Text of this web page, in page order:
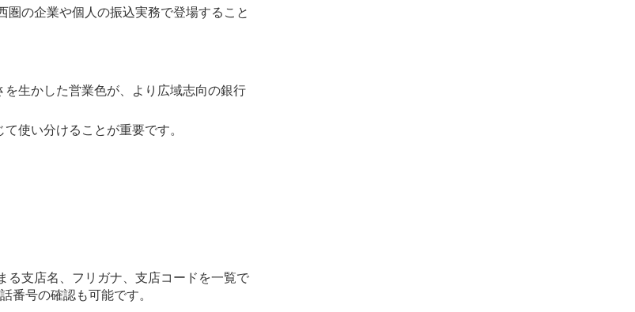
の企業や個人の振込実務で登場すること
生かした営業色が、より広域志向の銀行
使い分けることが重要です。
る支店名、フリガナ、支店コードを一覧で
番号の確認も可能です。